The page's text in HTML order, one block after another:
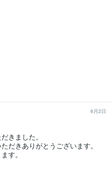
6月2日
きました。
だきありがとうございます。
す。